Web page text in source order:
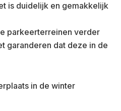
is duidelijk en gemakkelijk
parkeerterreinen verder
garanderen dat deze in de